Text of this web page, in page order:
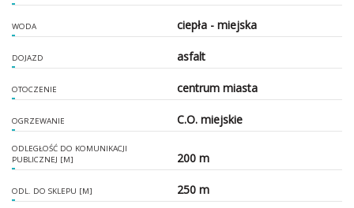
WODA ciepła - miejska
DOJAZD asfalt
OTOCZENIE centrum miasta
OGRZEWANIE C.O. miejskie
ODLEGŁOŚĆ DO KOMUNIKACJI
PUBLICZNEJ [M]
200 m
ODL. DO SKLEPU [M] 250 m